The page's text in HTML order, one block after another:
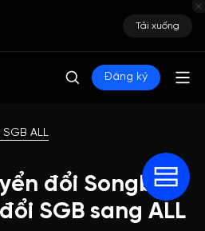
Tải xuống
Đăng ký
SGB ALL
đổi Songbird
SGB sang ALL